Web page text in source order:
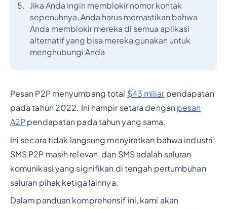
Jika Anda ingin memblokir nomor kontak
sepenuhnya, Anda harus memastikan bahwa
Anda memblokir mereka di semua aplikasi
alternatif yang bisa mereka gunakan untuk
menghubungi Anda
Pesan P2P menyumbang total $43 miliarpendapatan
pada tahun 2022. Ini hampir setara dengan pesan
A2P pendapatan pada tahun yang sama.
Ini secara tidak langsung menyiratkan bahwa industri
SMS P2P masih relevan, dan SMS adalah saluran
komunikasi yang signifikan di tengah pertumbuhan
saluran pihak ketiga lainnya.
Dalam panduan komprehensif ini, kami akan